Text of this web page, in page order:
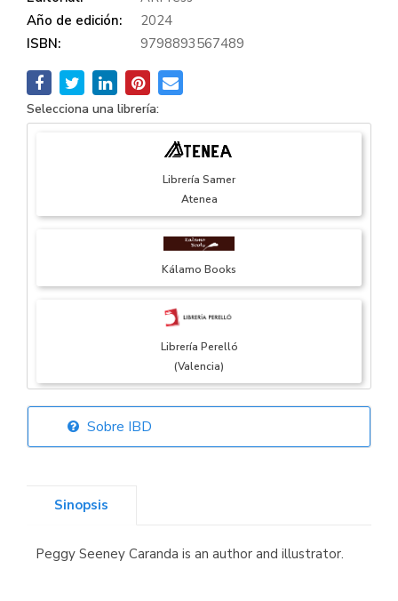
Año de edición:
2024
ISBN:
9798893567489
Selecciona una librería:
Librería Samer
Atenea
Kálamo Books
Librería Perelló
(Valencia)
Librería Elías
Librería Kolima
Sobre IBD
Sinopsis
Peggy Seeney Caranda is an author and illustrator.